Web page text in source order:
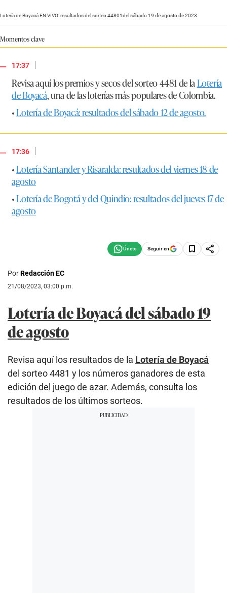
Lotería de Boyacá EN VIVO: resultados del sorteo 44801del sábado 19 de agosto de 2023.
Momentos clave
17:37
|
Revisa aquí los premios y secos del sorteo 4481 de laLotería
de Boyacá, una de las loterías más populares de Colombia.
•Lotería de Boyacá: resultados del sábado 12 de agosto.
17:36
|
•Lotería Santander y Risaralda: resultados del viernes 18 de
agosto
•Lotería de Bogotá y del Quindío: resultados del jueves 17 de
agosto
Seguir en
PorRedacción EC
21/08/2023, 03:00 p.m.
Lotería de Boyacá del sábado 19
de agosto
Revisa aquí los resultados de la Lotería de Boyacá
del sorteo 4481 y los números ganadores de esta
edición del juego de azar. Además, consulta los
resultados de los últimos sorteos.